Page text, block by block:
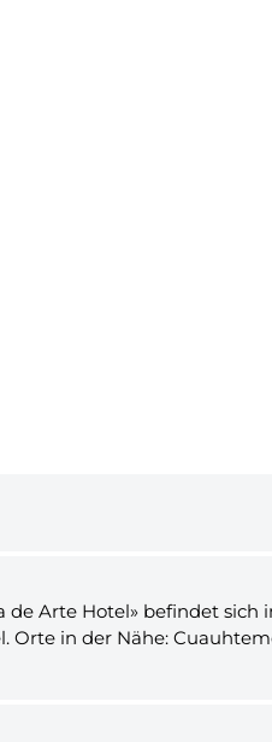
Arte Hotel» befindet sich
in der Nähe: